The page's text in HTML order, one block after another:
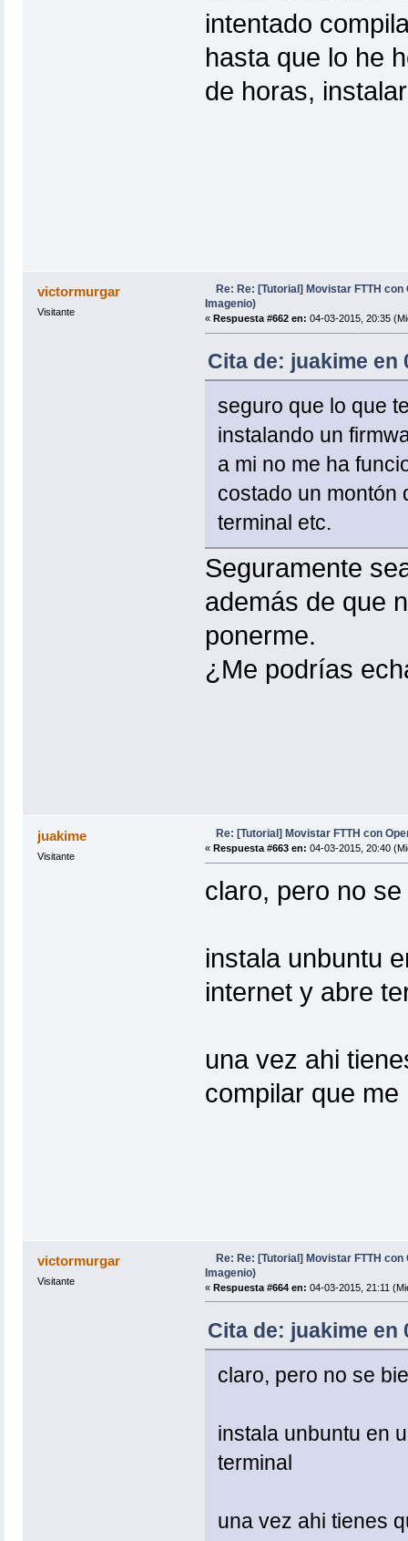
intentado
hasta que lo he
de horas,
victormurgar
Visitante
Re: Re: [Tutorial] Movistar FTTH con
Imagenio)
« Respuesta #662 en: 04-03-2015, 20:35
Cita de: juakime en
seguro que lo que
instalando un
a mi no me ha
costado un montón
terminal etc.
Seguramente
además de que
ponerme.
¿Me podrías
juakime
Visitante
Re: [Tutorial] Movistar FTTH con
« Respuesta #663 en: 04-03-2015, 20:40
claro, pero no
instala unbuntu
internet y abre
una vez ahi
compilar que
victormurgar
Visitante
Re: Re: [Tutorial] Movistar FTTH con
Imagenio)
« Respuesta #664 en: 04-03-2015, 21:11
Cita de: juakime en
claro, pero no se
instala unbuntu en
terminal
una vez ahi tienes